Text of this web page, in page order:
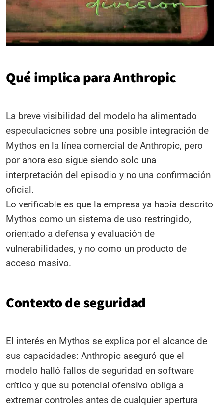
Qué implica para Anthropic
La breve visibilidad del modelo ha alimentado
especulaciones sobre una posible integración de
Mythos en la línea comercial de Anthropic, pero
por ahora eso sigue siendo solo una
interpretación del episodio y no una confirmación
oficial.
Lo verificable es que la empresa ya había descrito
Mythos como un sistema de uso restringido,
orientado a defensa y evaluación de
vulnerabilidades, y no como un producto de
acceso masivo.
Contexto de seguridad
El interés en Mythos se explica por el alcance de
sus capacidades: Anthropic aseguró que el
modelo halló fallos de seguridad en software
crítico y que su potencial ofensivo obliga a
extremar controles antes de cualquier apertura